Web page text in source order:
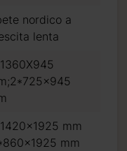
nordico a
lenta
mm
mm